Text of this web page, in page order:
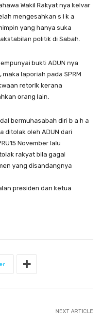
Wakil Rakyat nya kelvar
mengesahkan s i k a
yang hanya suka
politik di Sabah.
bukti ADUN nya
laporiah pada SPRM
retorik kerana
orang lain.
bermuhasabah diri b a h a
ditolak oleh ADUN dari
November lalu
rakyat bila gagal
yang disandangnya
presiden dan ketua
NEXT ARTICLE